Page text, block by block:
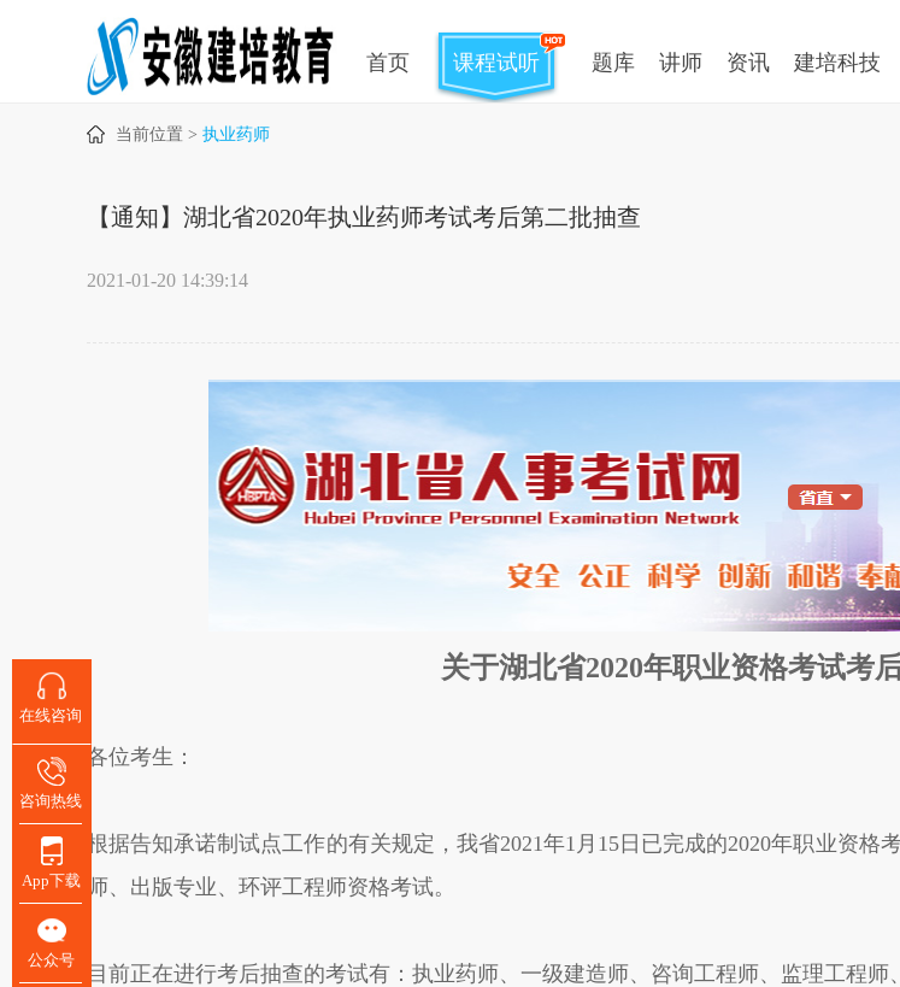
首页 课程试听 题库 讲师 资讯 建培科技
当前位置 > 执业药师
【通知】湖北省2020年执业药师考试考后第二批抽查
2021-01-20 14:39:14
关于湖北省2020年职业资格考试考
各位考生：
根据告知承诺制试点工作的有关规定，我省2021年1月15日已完成的2020年职业资
师、出版专业、环评工程师资格考试。
目前正在进行考后抽查的考试有：执业药师、一级建造师、咨询工程师、监理工程师
在线咨询
咨询热线
App下载
公众号